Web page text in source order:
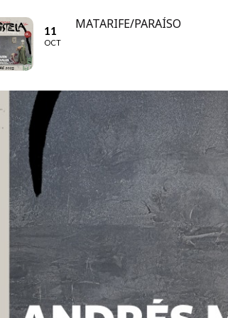
11
OCT
MATARIFE/PARAÍSO